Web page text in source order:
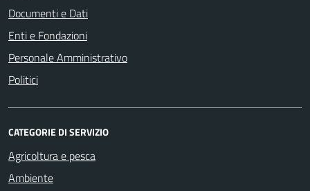
Documenti e Dati
Enti e Fondazioni
Personale Amministrativo
Politici
CATEGORIE DI SERVIZIO
Agricoltura e pesca
Ambiente